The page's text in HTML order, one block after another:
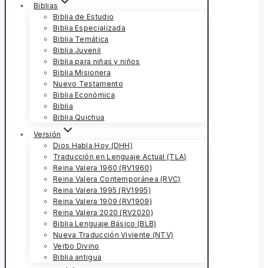
Biblias
Biblia de Estudio
Biblia Especializada
Biblia Temática
Biblia Juvenil
Biblia para niñas y niños
Biblia Misionera
Nuevo Testamento
Biblia Económica
Biblia
Biblia Quichua
Versión
Dios Habla Hoy (DHH)
Traducción en Lenguaje Actual (TLA)
Reina Valera 1960 (RV1960)
Reina Valera Contemporánea (RVC)
Reina Valera 1995 (RV1995)
Reina Valera 1909 (RV1909)
Reina Valera 2020 (RV2020)
Biblia Lenguaje Básico (BLB)
Nueva Traducción Viviente (NTV)
Verbo Divino
Biblia antigua